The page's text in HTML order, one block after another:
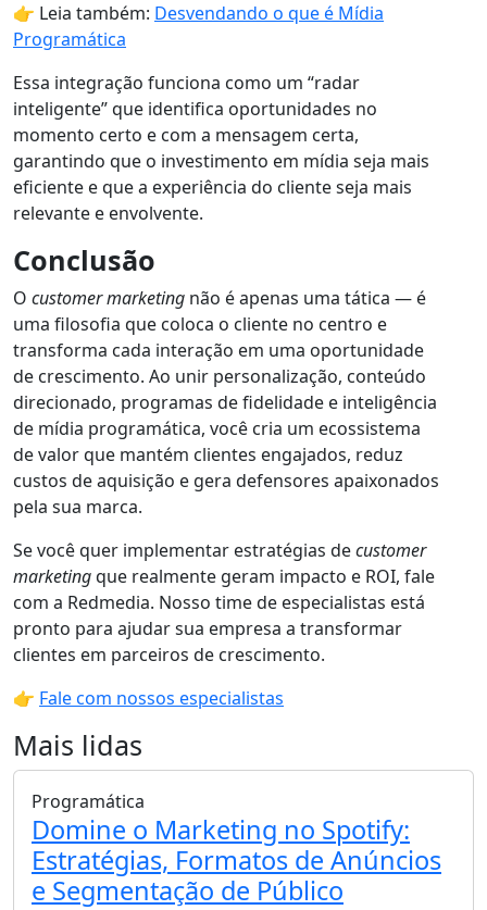
👉 Leia também: Desvendando o que é Mídia
Programática
Essa integração funciona como um “radar
inteligente” que identifica oportunidades no
momento certo e com a mensagem certa,
garantindo que o investimento em mídia seja mais
eficiente e que a experiência do cliente seja mais
relevante e envolvente.
Conclusão
O customer marketing não é apenas uma tática — é
uma filosofia que coloca o cliente no centro e
transforma cada interação em uma oportunidade
de crescimento. Ao unir personalização, conteúdo
direcionado, programas de fidelidade e inteligência
de mídia programática, você cria um ecossistema
de valor que mantém clientes engajados, reduz
custos de aquisição e gera defensores apaixonados
pela sua marca.
Se você quer implementar estratégias decustomer
marketingque realmente geram impacto e ROI, fale
com a Redmedia. Nosso time de especialistas está
pronto para ajudar sua empresa a transformar
clientes em parceiros de crescimento.
👉 Fale com nossos especialistas
Mais lidas
Programática
Domine o Marketing no Spotify:
Estratégias, Formatos de Anúncios
e Segmentação de Público